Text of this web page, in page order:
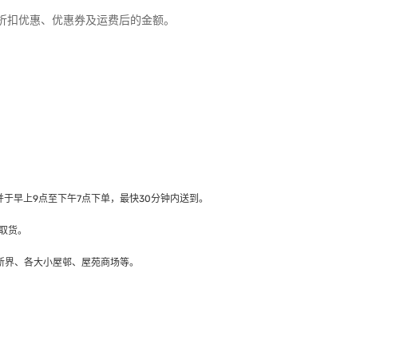
优惠、优惠券及运费后的金额。
早上9点至下午7点下单，最快30分钟内送到​。
货。
、各大小屋邨、屋苑商场等。